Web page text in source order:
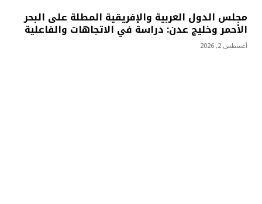
مجلس الدول العربية والإفريقية المطلة على البحر
الأحمر وخليج عدن: دراسة في الاتجاهات والفاعلية
أغسطس 2, 2026